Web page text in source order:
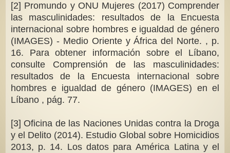
[2] Promundo y ONU Mujeres (2017) Comprender
las masculinidades: resultados de la Encuesta
internacional sobre hombres e igualdad de género
(IMAGES) - Medio Oriente y África del Norte. , p.
16. Para obtener información sobre el Líbano,
consulte Comprensión de las masculinidades:
resultados de la Encuesta internacional sobre
hombres e igualdad de género (IMAGES) en el
Líbano , pág. 77.
[3] Oficina de las Naciones Unidas contra la Droga
y el Delito (2014). Estudio Global sobre Homicidios
2013, p. 14. Los datos para América Latina y el